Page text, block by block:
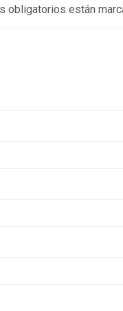
obligatorios están